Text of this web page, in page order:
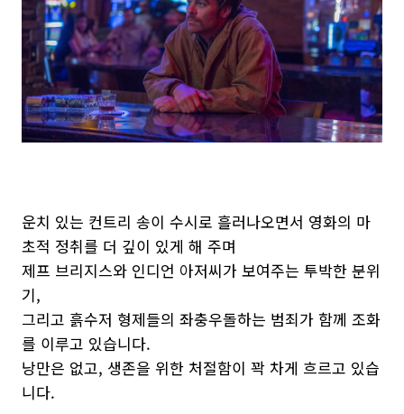
운치 있는 컨트리 송이 수시로 흘러나오면서 영화의 마
초적 정취를 더 깊이 있게 해 주며
제프 브리지스와 인디언 아저씨가 보여주는 투박한 분위
기,
그리고 흙수저 형제들의 좌충우돌하는 범죄가 함께 조화
를 이루고 있습니다.
낭만은 없고, 생존을 위한 처절함이 꽉 차게 흐르고 있습
니다.